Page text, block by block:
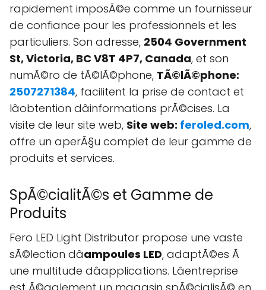
rapidement imposÃ©e comme un fournisseur
de confiance pour les professionnels et les
particuliers. Son adresse, 2504 Government
St, Victoria, BC V8T 4P7, Canada, et son
numÃ©ro de tÃ©lÃ©phone, TÃ©lÃ©phone:
2507271384, facilitent la prise de contact et
lâobtention dâinformations prÃ©cises. La
visite de leur site web, Site web: feroled.com,
offre un aperÃ§u complet de leur gamme de
produits et services.
SpÃ©cialitÃ©s et Gamme de
Produits
Fero LED Light Distributor propose une vaste
sÃ©lection dâampoules LED, adaptÃ©es Ã
une multitude dâapplications. Lâentreprise